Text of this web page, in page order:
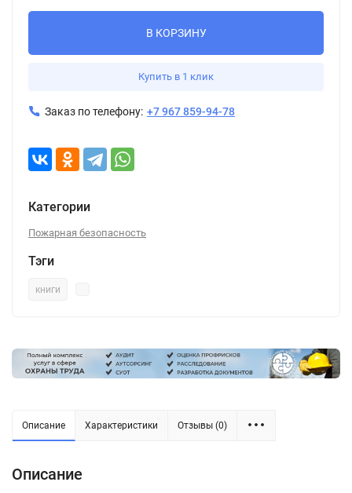
В КОРЗИНУ
Купить в 1 клик
Заказ по телефону: +7 967 859-94-78
Категории
Пожарная безопасность
Тэги
книги
Описание Характеристики Отзывы (0)
Описание